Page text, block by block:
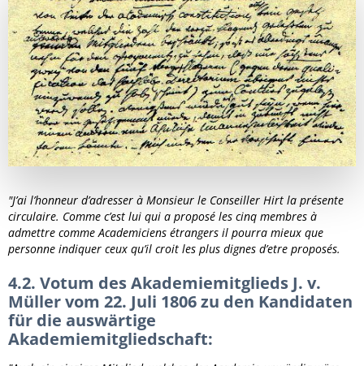
"J’ai l’honneur d’adresser à Monsieur le Conseiller Hirt la présente
circulaire. Comme c’est lui qui a proposé les cinq membres à
admettre comme Academiciens étrangers il pourra mieux que
personne indiquer ceux qu’il croit les plus dignes d’etre proposés.
4.2. Votum des Akademiemitglieds J. v.
Müller vom 22. Juli 1806 zu den Kandidaten
für die auswärtige
Akademiemitgliedschaft: